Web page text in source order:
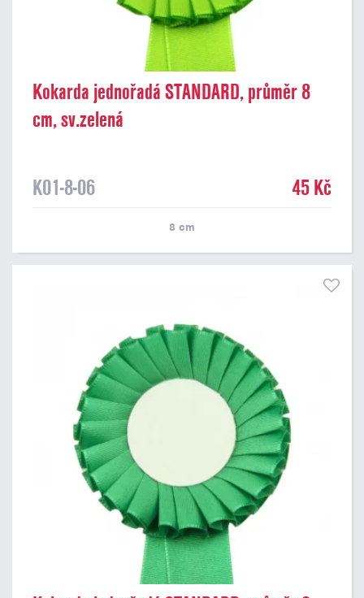
Kokarda jednořadá STANDARD, průměr 8
cm, sv.zelená
K01-8-06 45 Kč
8 cm